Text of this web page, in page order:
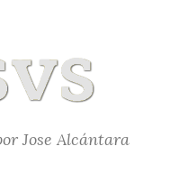
Jose Alcántara